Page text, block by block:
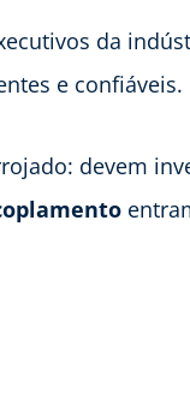
da
e confiáveis.
devem